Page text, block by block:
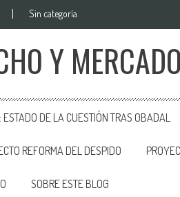
Sin categoría
Y MERCADO
DE LA CUESTIÓN TRAS OBADAL
REFORMA DEL DESPIDO
SOBRE ESTE BLOG